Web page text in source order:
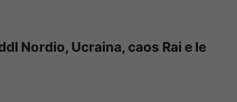
Nordio, Ucraina, caos Rai e le